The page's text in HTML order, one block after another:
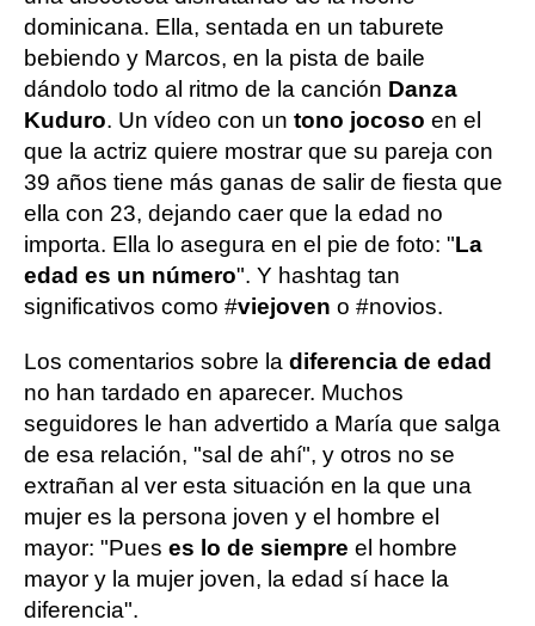
dominicana. Ella, sentada en un taburete
bebiendo y Marcos, en la pista de baile
dándolo todo al ritmo de la canción Danza
Kuduro. Un vídeo con un tono jocoso en el
que la actriz quiere mostrar que su pareja con
39 años tiene más ganas de salir de fiesta que
ella con 23, dejando caer que la edad no
importa. Ella lo asegura en el pie de foto: "La
edad es un número". Y hashtag tan
significativos como #viejoven o #novios.
Los comentarios sobre la diferencia de edad
no han tardado en aparecer. Muchos
seguidores le han advertido a María que salga
de esa relación, "sal de ahí", y otros no se
extrañan al ver esta situación en la que una
mujer es la persona joven y el hombre el
mayor: "Pues es lo de siempre el hombre
mayor y la mujer joven, la edad sí hace la
diferencia".